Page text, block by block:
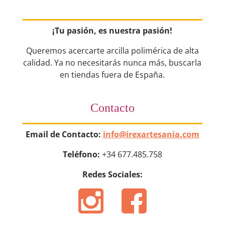
¡Tu pasión, es nuestra pasión!
Queremos acercarte arcilla polimérica de alta
calidad. Ya no necesitarás nunca más, buscarla
en tiendas fuera de España.
Contacto
Email de Contacto: info@irexartesania.com
Teléfono: +34 677.485.758
Redes Sociales: